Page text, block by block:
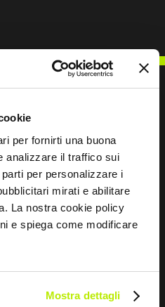
per fornirti una buona
analizzare il traffico sui
per personalizzare i
mirati e abilitare
La nostra cookie policy
e spiega come modificare
Mostra dettagli
PARA NÓS